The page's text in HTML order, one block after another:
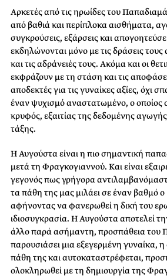
Αρκετές από τις ηρωίδες του
από βαθιά και περίπλοκα αισθήματα,
συγκρούσεις, εξάρσεις και
εκδηλώνονται μόνο με τις δράσεις τους
και τις αδράνειές τους. Ακόμα και οι
εκφράζουν με τη στάση και τις
αποδεκτές για τις γυναίκες αξίες, όχι
έναν ψυχισμό αναστατωμένο, ο οποίος
κρυφός, εξαιτίας της δεδομένης
τάξης.
Η Αυγούστα είναι η πιο σημαντική
μετά τη Φραγκογιαννού. Και είναι
γεγονός πως γρήγορα
τα πάθη της μας μιλάει σε έναν βαθμό ο
αφήνοντας να φανερωθεί η δική του
ιδιοσυγκρασία. Η Αυγούστα αποτελεί
άλλο παρά ασήμαντη, προσπάθεια του
παρουσιάσει μια εξεγερμένη γυναίκα,
πάθη της και αυτοκαταστρέφεται,
ολοκληρωθεί με τη δημιουργία της